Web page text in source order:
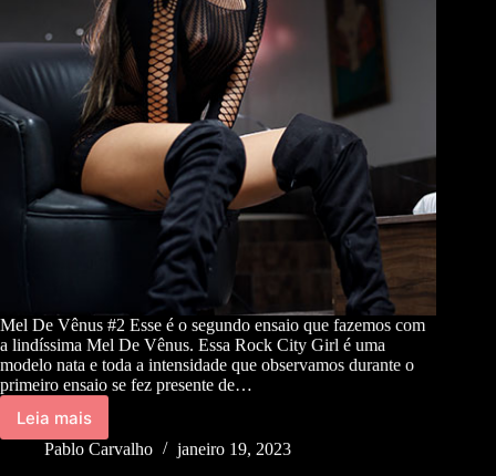
Mel De Vênus #2 Esse é o segundo ensaio que fazemos com
a lindíssima Mel De Vênus. Essa Rock City Girl é uma
modelo nata e toda a intensidade que observamos durante o
primeiro ensaio se fez presente de…
Leia mais
Pablo Carvalho janeiro 19, 2023